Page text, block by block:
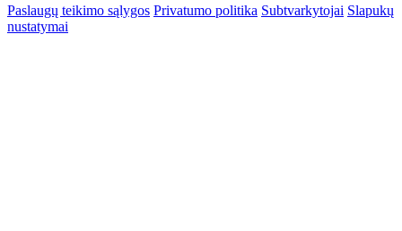
Paslaugų teikimo sąlygos Privatumo politika Subtvarkytojai Slapukų
nustatymai